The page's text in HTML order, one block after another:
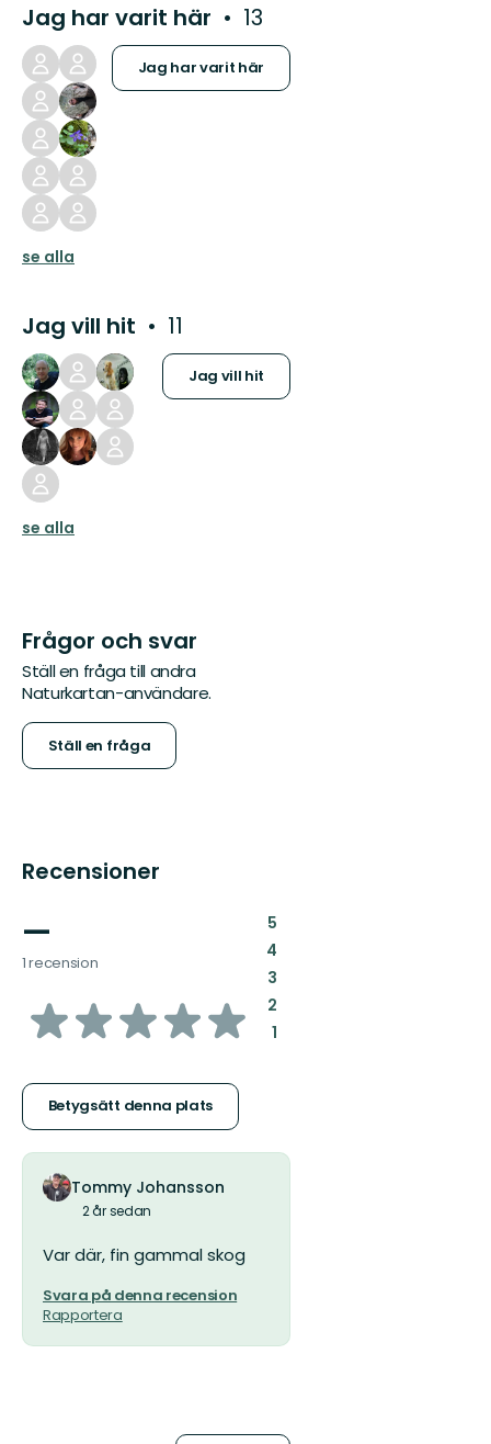
Jag har varit här 13
Jag har varit här
se alla
Jag vill hit 11
Jag vill hit
se alla
Frågor och svar
Ställ en fråga till andra
Naturkartan-användare.
Ställ en fråga
Recensioner
—
1 recension
av
stjärnor
Betygsätt denna plats
5:
4:
3:
2:
1:
Tommy Johansson
2 år sedan
Var där, fin gammal skog
Svara på denna recension
Rapportera